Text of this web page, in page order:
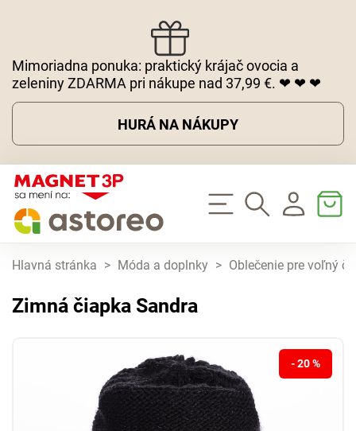
Mimoriadna ponuka: praktický krájač ovocia a
zeleniny ZDARMA pri nákupe nad 37,99 €. ❤ ❤ ❤
HURÁ NA NÁKUPY
Hlavná stránka > Móda a doplnky > Oblečenie pre voľný
Zimná čiapka Sandra
- 20 %